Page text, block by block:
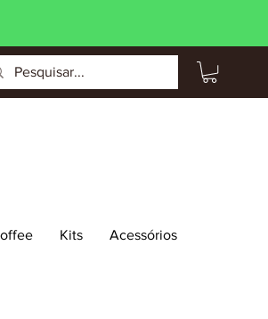
Kits Acessórios